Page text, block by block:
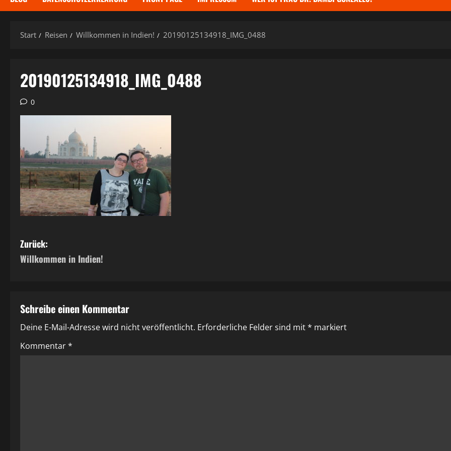
Start Reisen Willkommen in Indien! 20190125134918_IMG_0488
20190125134918_IMG_0488
0
B
e
t
r
a
Zurück:
Willkommen in Indien!
Schreibe einen Kommentar
Deine E-Mail-Adresse wird nicht veröffentlicht. Erforderliche Felder sind mit* markiert
Kommentar*